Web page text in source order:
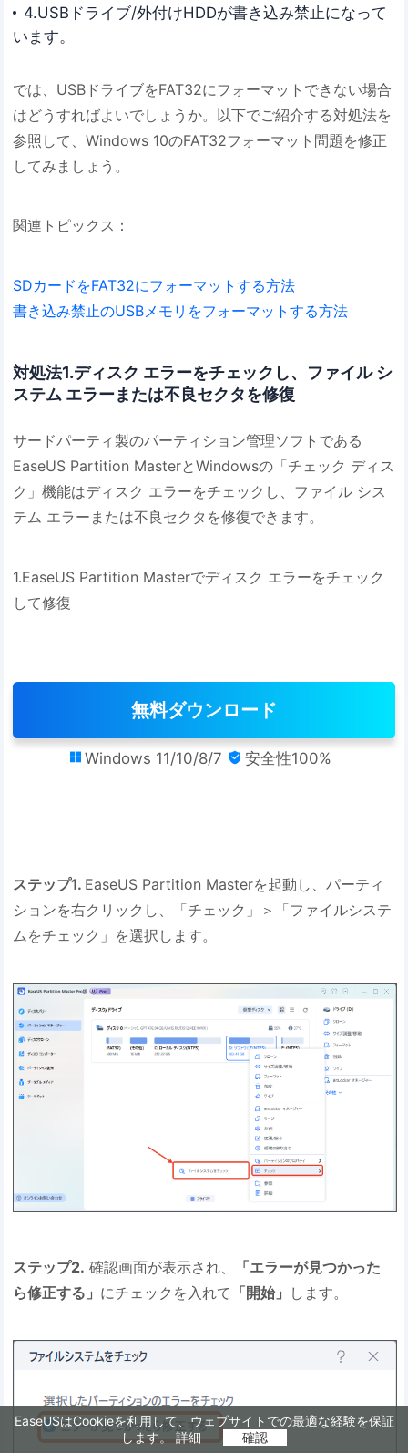
EaseUSはCookieを利用して、ウェブサイトでの最適な経験を保証
します。 詳細 確認
4.USBドライブ/外付けHDDが書き込み禁止になって
います。
では、USBドライブをFAT32にフォーマットできない場合
はどうすればよいでしょうか。以下でご紹介する対処法を
参照して、Windows 10のFAT32フォーマット問題を修正
してみましょう。
関連トピックス：
SDカードをFAT32にフォーマットする方法
書き込み禁止のUSBメモリをフォーマットする方法
対処法1.ディスク エラーをチェックし、ファイル シ
ステム エラーまたは不良セクタを修復
サードパーティ製のパーティション管理ソフトである
EaseUS Partition MasterとWindowsの「チェック ディス
ク」機能はディスク エラーをチェックし、ファイル シス
テム エラーまたは不良セクタを修復できます。
1.EaseUS Partition Masterでディスク エラーをチェック
して修復
無料ダウンロード
 Windows 11/10/8/7  安全性100%
ステップ1. EaseUS Partition Masterを起動し、パーティ
ションを右クリックし、「チェック」＞「ファイルシステ
ムをチェック」を選択します。
ステップ2. 確認画面が表示され、
「エラーが見つかった
ら修正する」 にチェックを入れて 「開始」 します。